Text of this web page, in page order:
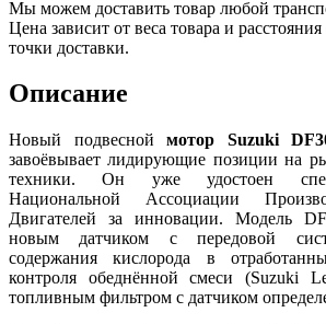
Мы можем доставить товар любой
Цена зависит от веса товара и
точки доставки.
Описание
Новый подвесноймотор Suzuki
завоёвывает лидирующие позиции на
техники. Он уже удостоен
Национальной Ассоциации
Двигателей за инновации. Модель
новым датчиком с передовой
содержания кислорода в
контроля обеднённой смеси (Suzuki
топливным фильтром с датчиком